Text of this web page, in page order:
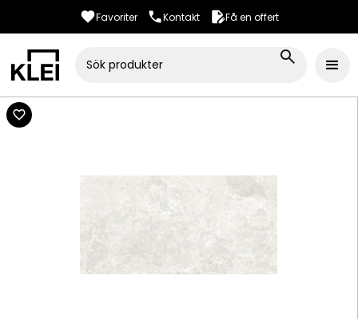
Favoriter Kontakt Få en offert